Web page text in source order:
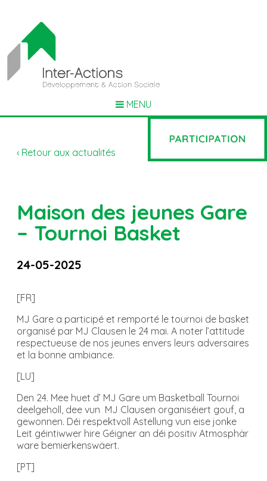
MENU
‹ Retour aux actualités
Maison des jeunes Gare
– Tournoi Basket
24-05-2025
[FR]
MJ Gare a participé et remporté le tournoi de basket
organisé par MJ Clausen le 24 mai. A noter l’attitude
respectueuse de nos jeunes envers leurs adversaires
et la bonne ambiance.
[LU]
Den 24. Mee huet d’ MJ Gare um Basketball Tournoi
deelgeholl, dee vun MJ Clausen organiséiert gouf, a
gewonnen. Déi respektvoll Astellung vun eise jonke
Leit géintiwwer hire Géigner an déi positiv Atmosphär
ware bemierkenswäert.
[PT]